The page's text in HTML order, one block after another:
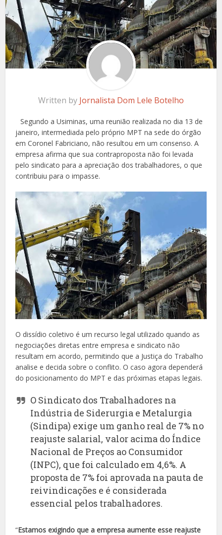
Written by Jornalista Dom Lele Botelho
Segundo a Usiminas, uma reunião realizada no dia 13 de
janeiro, intermediada pelo próprio MPT na sede do órgão
em Coronel Fabriciano, não resultou em um consenso. A
empresa afirma que sua contraproposta não foi levada
pelo sindicato para a apreciação dos trabalhadores, o que
contribuiu para o impasse.
O dissídio coletivo é um recurso legal utilizado quando as
negociações diretas entre empresa e sindicato não
resultam em acordo, permitindo que a Justiça do Trabalho
analise e decida sobre o conflito. O caso agora dependerá
do posicionamento do MPT e das próximas etapas legais.
O Sindicato dos Trabalhadores na
Indústria de Siderurgia e Metalurgia
(Sindipa) exige um ganho real de 7% no
reajuste salarial, valor acima do Índice
Nacional de Preços ao Consumidor
(INPC), que foi calculado em 4,6%. A
proposta de 7% foi aprovada na pauta de
reivindicações e é considerada
essencial pelos trabalhadores.
“Estamos exigindo que a empresa aumente esse reajuste